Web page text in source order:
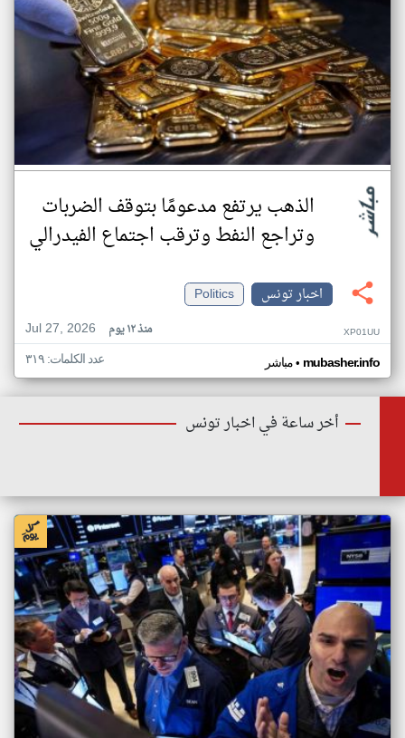
الذهب يرتفع مدعومًا بتوقف الضربات
وتراجع النفط وترقب اجتماع الفيدرالي
اخبار تونس
Politics
Jul 27, 2026
منذ ١٢ يوم XP01UU
مباشر• mubasher.info عدد الكلمات: ٣١٩
أخر ساعة في اخبار تونس